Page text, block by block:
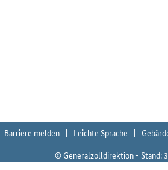
Barriere melden Leichte Sprache
© Generalzolldirektion - Stand: